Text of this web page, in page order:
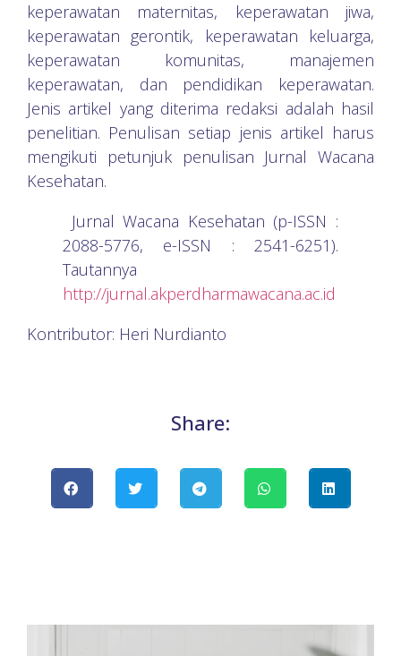
keperawatan maternitas, keperawatan jiwa,
keperawatan gerontik, keperawatan keluarga,
keperawatan komunitas, manajemen
keperawatan, dan pendidikan keperawatan.
Jenis artikel yang diterima redaksi adalah hasil
penelitian. Penulisan setiap jenis artikel harus
mengikuti petunjuk penulisan Jurnal Wacana
Kesehatan.
Jurnal Wacana Kesehatan (p-ISSN :
2088-5776, e-ISSN : 2541-6251).
Tautannya
http://jurnal.akperdharmawacana.ac.id
Kontributor: Heri Nurdianto
Share: